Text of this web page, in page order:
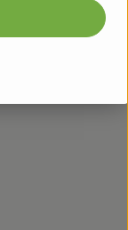
& Leverkusen
ins Siegerland